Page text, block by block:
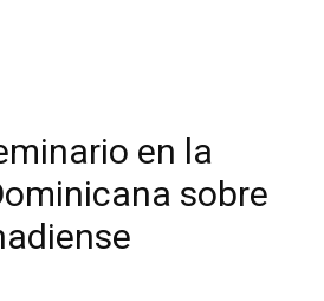
en la
sobre